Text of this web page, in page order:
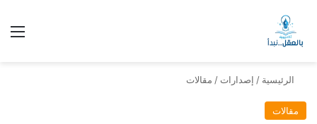
الرئيسية / إصدارات / مقالات
مقالات